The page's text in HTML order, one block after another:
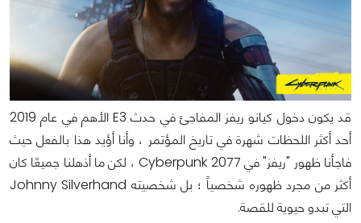
قد يكون دخول كيانو ريفز المفاجئ في حدث E3 الأهم في عام 2019
أحد أكثر اللحظات شهرة في تاريخ المؤتمر ، وأنا أؤيد هذا بالفعل حيث
فاجأنا ظهور "ريفز" في Cyberpunk 2077 ، لكن ما أذهلنا جميعًا كان
أكثر من مجرد ظهوره شخصياً ؛ بل شخصيته Johnny Silverhand
التي تبدو حيوية للقصة.